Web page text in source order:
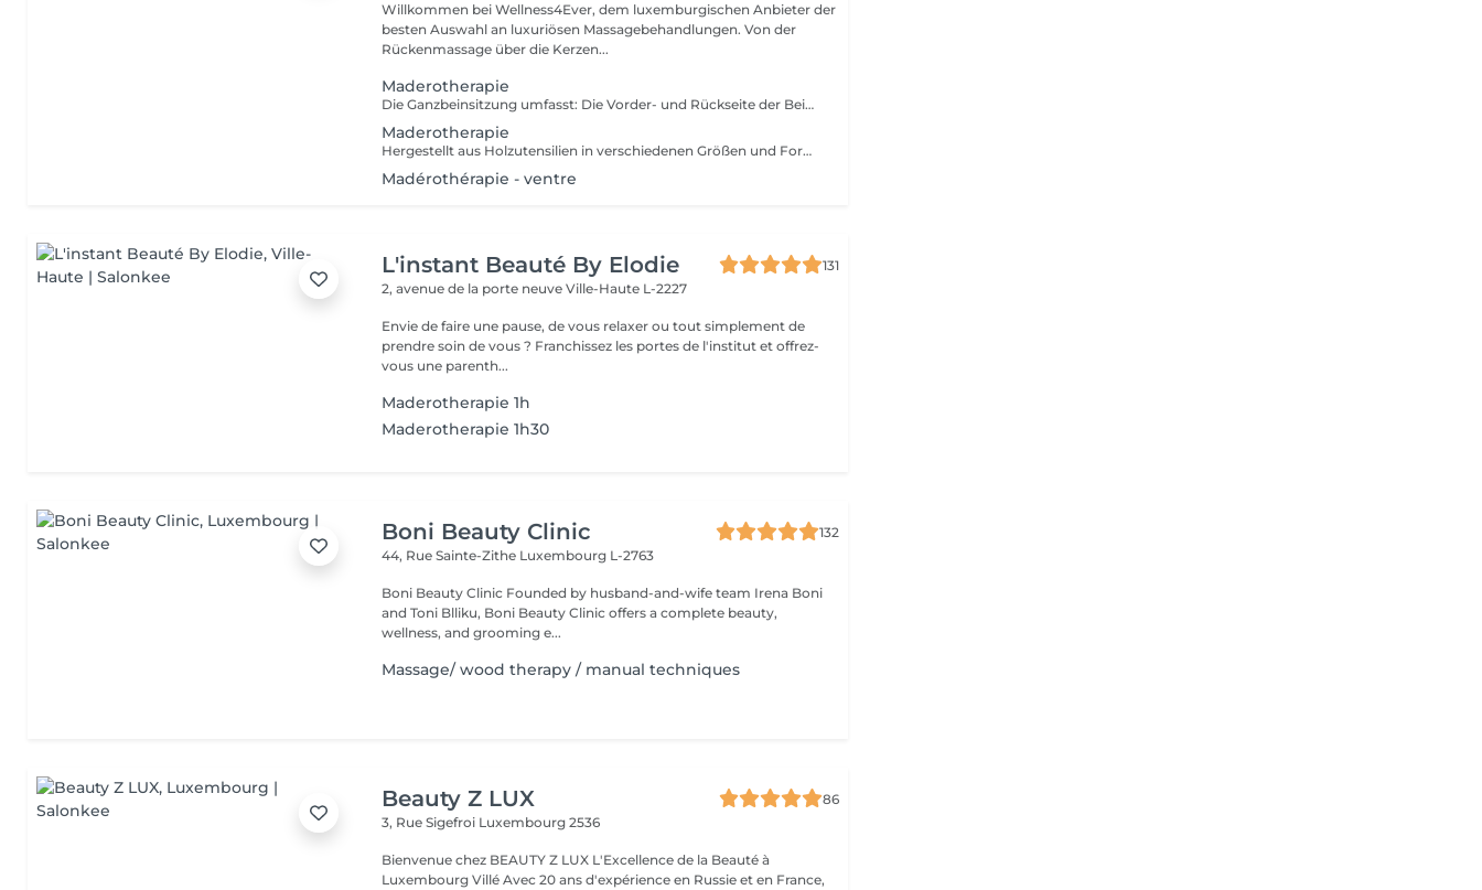
Willkommen bei Wellness4Ever, dem luxemburgischen Anbieter der
besten Auswahl an luxuriösen Massagebehandlungen. Von der
Rückenmassage über die Kerzen...
Maderotherapie
Die Ganzbeinsitzung umfasst: Die Vorder- und Rückseite der Beine sowie das Gesäß. Hergestellt aus Holzutensilien in verschiedenen Größen und Formen, die speziell auf die Linien des Körpers abgestimmt sind. - Anti-Cellulite - Eine Alternative zur Operation - Beschleunigt den Stoffwechsel - Aktiviert das lymphatische System - Strafft und strafft die Haut - Zeichnet den Körper und die Volumen neu
Maderotherapie
Hergestellt aus Holzutensilien in verschiedenen Größen und Formen, die speziell auf die Linien des Körpers abgestimmt sind. - Anti-Cellulite - Eine Alternative zur Operation - Beschleunigt den Stoffwechsel - Aktiviert das lymphatische System - Strafft und strafft die Haut - Zeichnet den Körper und die Volumen neu
Madérothérapie - ventre
L'instant Beauté By Elodie
131
2, avenue de la porte neuveVille-Haute L-2227
Envie de faire une pause, de vous relaxer ou tout simplement de
prendre soin de vous ? Franchissez les portes de l'institut et offrez-
vous une parenth...
Maderotherapie 1h
Maderotherapie 1h30
Boni Beauty Clinic
132
44, Rue Sainte-Zithe Luxembourg L-2763
Boni Beauty Clinic Founded by husband-and-wife team Irena Boni
and Toni Blliku, Boni Beauty Clinic offers a complete beauty,
wellness, and grooming e...
Massage/ wood therapy / manual techniques
Beauty Z LUX
86
3, Rue Sigefroi Luxembourg 2536
Bienvenue chez BEAUTY Z LUX L'Excellence de la Beauté à
Luxembourg Villé Avec 20 ans d'expérience en Russie et en France,